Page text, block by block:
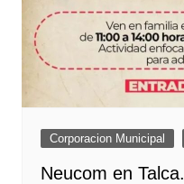
Corporacion Municipal
Neucom en Talca.